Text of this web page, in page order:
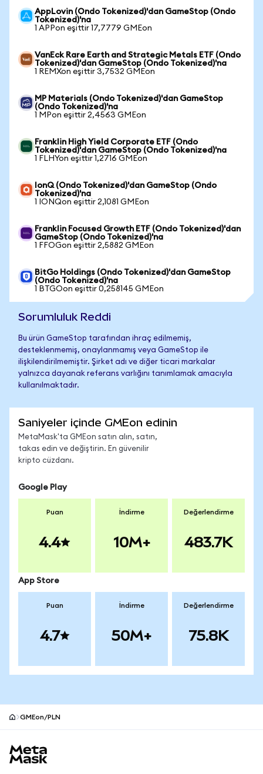
AppLovin (Ondo Tokenized)'dan GameStop (Ondo
Tokenized)'na
1 APPon eşittir 17,7779 GMEon
VanEck Rare Earth and Strategic Metals ETF (Ondo
Tokenized)'dan GameStop (Ondo Tokenized)'na
1 REMXon eşittir 3,7532 GMEon
MP Materials (Ondo Tokenized)'dan GameStop
(Ondo Tokenized)'na
1 MPon eşittir 2,4563 GMEon
Franklin High Yield Corporate ETF (Ondo
Tokenized)'dan GameStop (Ondo Tokenized)'na
1 FLHYon eşittir 1,2716 GMEon
IonQ (Ondo Tokenized)'dan GameStop (Ondo
Tokenized)'na
1 IONQon eşittir 2,1081 GMEon
Franklin Focused Growth ETF (Ondo Tokenized)'dan
GameStop (Ondo Tokenized)'na
1 FFOGon eşittir 2,5882 GMEon
BitGo Holdings (Ondo Tokenized)'dan GameStop
(Ondo Tokenized)'na
1 BTGOon eşittir 0,258145 GMEon
Sorumluluk Reddi
Bu ürün GameStop tarafından ihraç edilmemiş,
desteklenmemiş, onaylanmamış veya GameStop ile
ilişkilendirilmemiştir. Şirket adı ve diğer ticari markalar
yalnızca dayanak referans varlığını tanımlamak amacıyla
kullanılmaktadır.
Saniyeler içinde GMEon edinin
MetaMask'ta GMEon satın alın, satın,
takas edin ve değiştirin. En güvenilir
kripto cüzdanı.
Google Play
Puan
4.4
İndirme
10M+
Değerlendirme
483.7K
App Store
Puan
4.7
İndirme
50M+
Değerlendirme
75.8K
GMEon/PLN